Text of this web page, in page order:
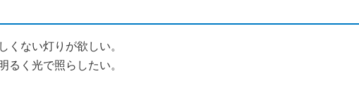
くない灯りが欲しい。
るく光で照らしたい。